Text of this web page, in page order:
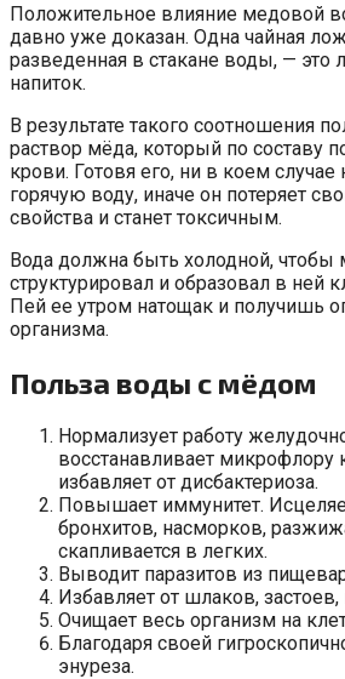
Положительное влияние медовой
давно уже доказан. Одна чайная
разведенная в стакане воды, — это
напиток.
В результате такого соотношения
раствор мёда, который по составу
крови. Готовя его, ни в коем
горячую воду, иначе он потеряет
свойства и станет токсичным.
Вода должна быть холодной, чтобы
структурировал и образовал в ней
Пей ее утром натощак и получишь
организма.
Польза воды с мёдом
Нормализует работу
восстанавливает микрофлору
избавляет от дисбактериоза.
Повышает иммунитет.
бронхитов, насморков,
скапливается в легких.
Выводит паразитов из
Избавляет от шлаков,
Очищает весь организм на
Благодаря своей
энуреза.